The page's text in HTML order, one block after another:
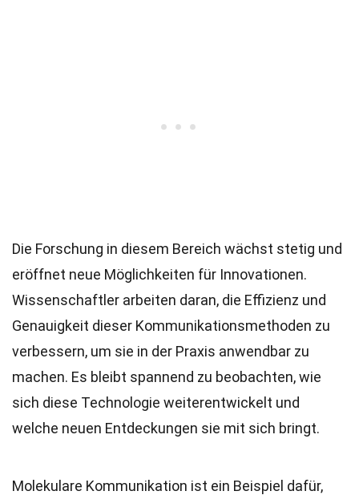
Die Forschung in diesem Bereich wächst stetig und
eröffnet neue Möglichkeiten für Innovationen.
Wissenschaftler arbeiten daran, die Effizienz und
Genauigkeit dieser Kommunikationsmethoden zu
verbessern, um sie in der Praxis anwendbar zu
machen. Es bleibt spannend zu beobachten, wie
sich diese Technologie weiterentwickelt und
welche neuen Entdeckungen sie mit sich bringt.
Molekulare Kommunikation ist ein Beispiel dafür,